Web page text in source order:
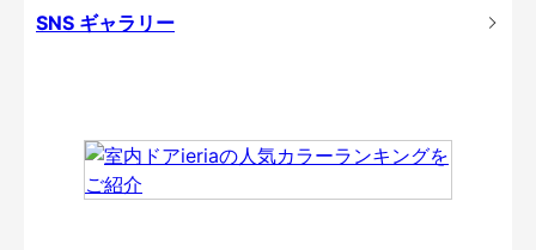
SNS ギャラリー